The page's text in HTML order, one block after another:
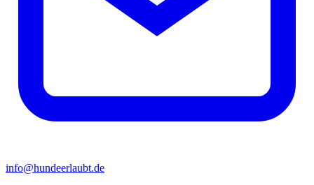
info@hundeerlaubt.de